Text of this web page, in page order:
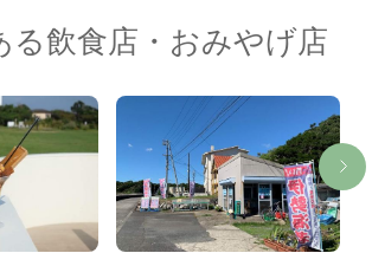
る飲食店・おみやげ店